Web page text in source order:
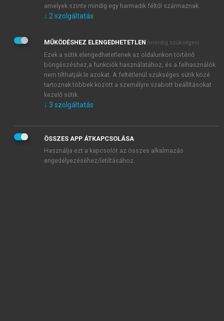
Kérek értesítést a MeRSZ újdonságairól, akcióiról.
Kérek értesítést az Akadémiai Kiadó Zrt. újdonságairól,
Adatkezelési tájékoztatóbanfoglaltakat tudomásul
veszem és elfogadom.
Általános vásárlási feltételeket, valamint a szotar.netés a
mersz.huoldalak licencszerződéseiben foglaltakat
tudomásul veszem és elfogadom.
KIPRÓBÁLOM
amelyek szinte mindig egy harmadik féltől származnak.
↓ 2 szolgáltatás
MŰKÖDÉSHEZ ELENGEDHETETLEN (mindig szükséges)
Ezek a sütik elengedhetetlenek az oldalunkon történő
böngészéshez,a funkciók használatához, és a felhasználók
nem tilthatják le azokat. A feltétlenül szükséges sütik közé
tartoznak többek között a személyre szabott beállításokat
kezelő sütik.
↓ 3 szolgáltatás
ÖSSZES APP ÁTKAPCSOLÁSA
Használja ezt a kapcsolót az összes alkalmazás
engedélyezéséhez/letiltásához.